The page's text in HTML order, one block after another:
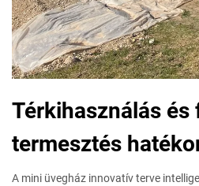
Térkihasználás és
termesztés
A mini üvegház innovatív terve